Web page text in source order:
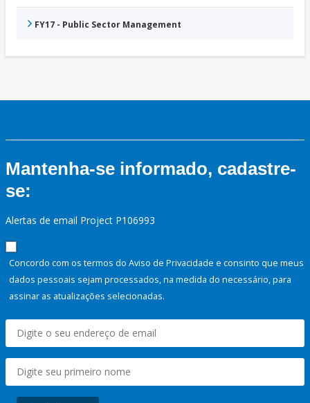
FY17 - Public Sector Management
Mantenha-se informado, cadastre-
se:
Alertas de email Project P106993
Concordo com os termos do Aviso de Privacidade e consinto que meus
dados pessoais sejam processados, na medida do necessário, para
assinar as atualizações selecionadas.